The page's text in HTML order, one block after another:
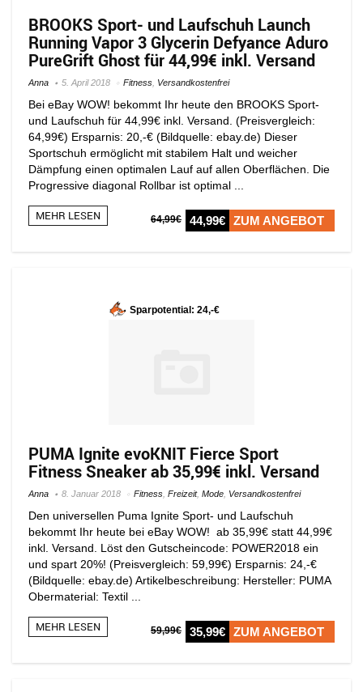
BROOKS Sport- und Laufschuh Launch
Running Vapor 3 Glycerin Defyance Aduro
PureGrift Ghost für 44,99€ inkl. Versand
Anna 5. April 2018 Fitness Versandkostenfrei
Bei eBay WOW! bekommt Ihr heute den BROOKS Sport-
und Laufschuh für 44,99€ inkl. Versand. (Preisvergleich:
64,99€) Ersparnis: 20,-€ (Bildquelle: ebay.de) Dieser
Sportschuh ermöglicht mit stabilem Halt und weicher
Dämpfung einen optimalen Lauf auf allen Oberflächen. Die
Progressive diagonal Rollbar ist optimal ...
MEHR LESEN 64,99€ 44,99€ ZUM ANGEBOT
Sparpotential: 24,-€
PUMA Ignite evoKNIT Fierce Sport
Fitness Sneaker ab 35,99€ inkl. Versand
Anna 8. Januar 2018 Fitness Freizeit, Mode Versandkostenfrei
Den universellen Puma Ignite Sport- und Laufschuh
bekommt Ihr heute bei eBay WOW! ab 35,99€ statt 44,99€
inkl. Versand. Löst den Gutscheincode: POWER2018 ein
und spart 20%! (Preisvergleich: 59,99€) Ersparnis: 24,-€
(Bildquelle: ebay.de) Artikelbeschreibung: Hersteller: PUMA
Obermaterial: Textil ...
MEHR LESEN 59,99€ 35,99€ ZUM ANGEBOT